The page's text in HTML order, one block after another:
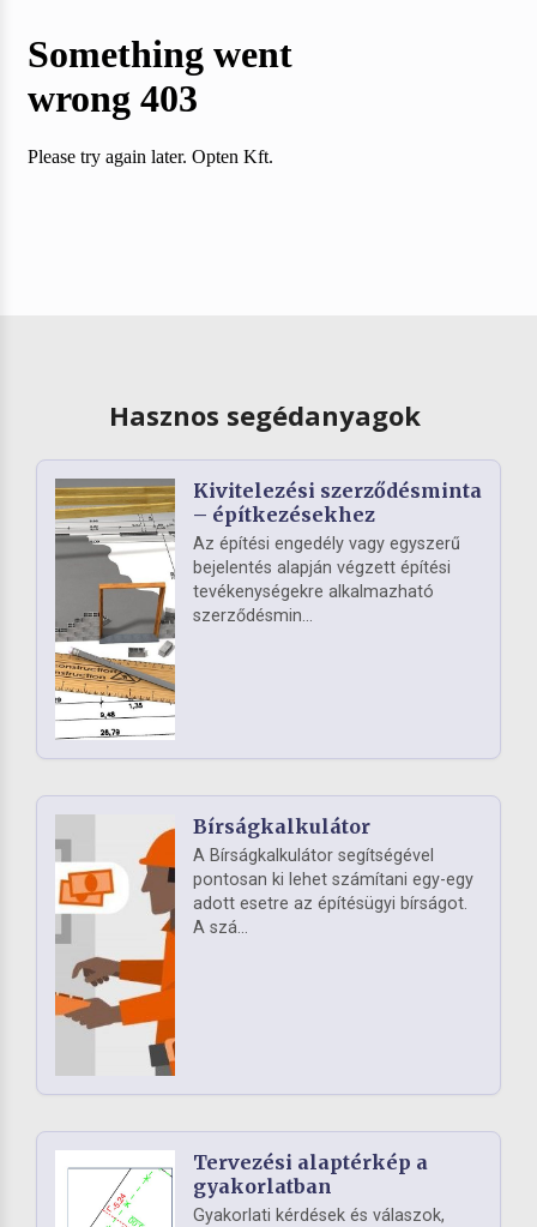
Hasznos segédanyagok
Kivitelezési szerződésminta
– építkezésekhez
Az építési engedély vagy egyszerű
bejelentés alapján végzett építési
tevékenységekre alkalmazható
szerződésmin...
Bírságkalkulátor
A Bírságkalkulátor segítségével
pontosan ki lehet számítani egy-egy
adott esetre az építésügyi bírságot.
A szá...
Tervezési alaptérkép a
gyakorlatban
Gyakorlati kérdések és válaszok,